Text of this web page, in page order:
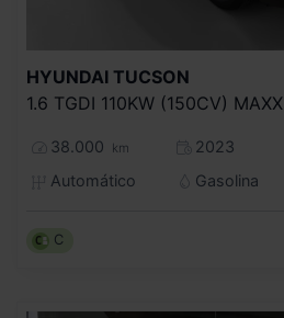
HYUNDAI TUCSON
1.6 TGDI 110KW (150CV) MAXX
38.000 km
2023
Automático
Gasolina
C